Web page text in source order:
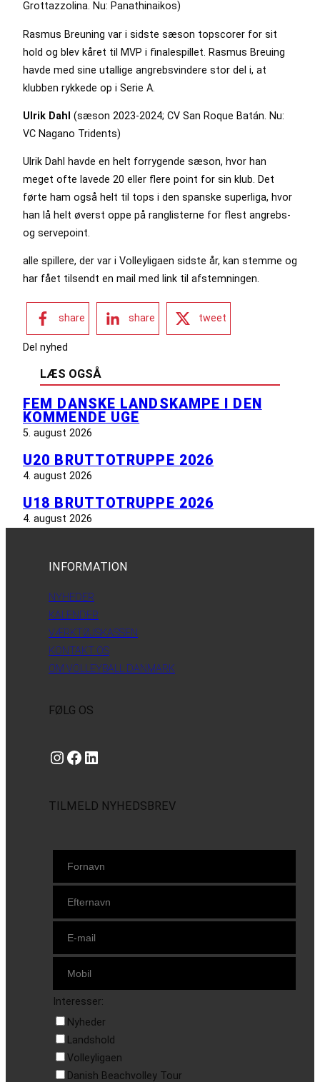
Grottazzolina. Nu: Panathinaikos)
Rasmus Breuning var i sidste sæson topscorer for sit
hold og blev kåret til MVP i finalespillet. Rasmus Breuing
havde med sine utallige angrebsvindere stor del i, at
klubben rykkede op i Serie A.
Ulrik Dahl (sæson 2023-2024; CV San Roque Batán. Nu:
VC Nagano Tridents)
Ulrik Dahl havde en helt forrygende sæson, hvor han
meget ofte lavede 20 eller flere point for sin klub. Det
førte ham også helt til tops i den spanske superliga, hvor
han lå helt øverst oppe på ranglisterne for flest angrebs-
og servepoint.
alle spillere, der var i Volleyligaen sidste år, kan stemme og
har fået tilsendt en mail med link til afstemningen.
share share tweet
Del nyhed
LÆS OGSÅ
FEM DANSKE LANDSKAMPE I DEN
KOMMENDE UGE
5. august 2026
U20 BRUTTOTRUPPE 2026
4. august 2026
U18 BRUTTOTRUPPE 2026
4. august 2026
INFORMATION
NYHEDER
KALENDER
VÆRKTØJSKASSEN
KONTAKT OS
OM VOLLEYBALL DANMARK
FØLG OS
Instagram https://www.facebook.com/danishbeachvolleytour LinkedIn
TILMELD NYHEDSBREV
Interesser:
Nyheder
Landshold
Volleyligaen
Danish Beachvolley Tour